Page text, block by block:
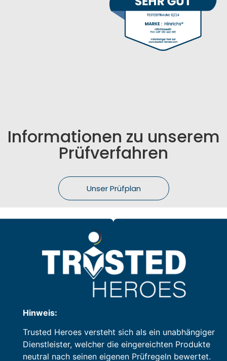
Informationen zu unserem
Prüfverfahren
Unser Prüfplan
Hinweis:
Trusted Heroes versteht sich als ein unabhängiger
Dienstleister, welcher die eingereichten Produkte
neutral nach seinen eigenen Prüfregeln bewertet.